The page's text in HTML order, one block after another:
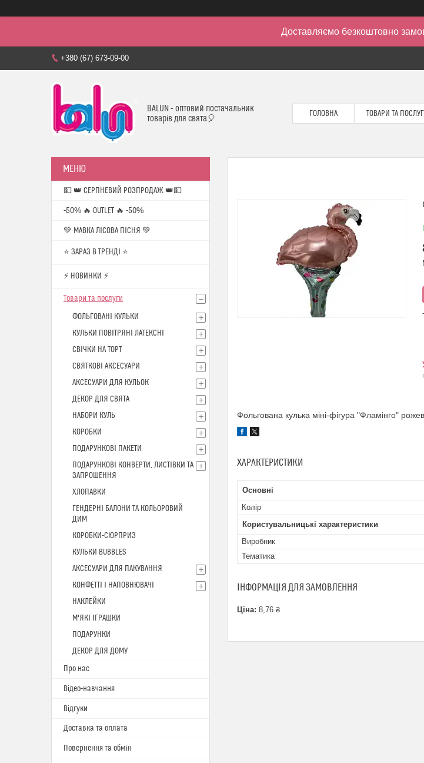
Доставляємо безкоштовно
+380 (67) 673-09-00
BALUN - оптовий постачальник
товарів для свята🎈
ГОЛОВНА ТОВАРИ ТА
Фольгована кулька міні-фігура "Фламінго"
ХАРАКТЕРИСТИКИ
Основні
Колір
Користувальницькі характеристики
Виробник
Тематика
ІНФОРМАЦІЯ ДЛЯ ЗАМОВЛЕННЯ
Ціна: 8,76 ₴
💵 👑 СЕРПНЕВИЙ РОЗПРОДАЖ 👑💵
-50% 🔥 OUTLET 🔥 -50%
💚 МАВКА ЛІСОВА ПІСНЯ 💚
⭐️ ЗАРАЗ В ТРЕНДІ ⭐️
⚡ НОВИНКИ ⚡
Товари та послуги
ФОЛЬГОВАНІ КУЛЬКИ
КУЛЬКИ ПОВІТРЯНІ ЛАТЕКСНІ
СВІЧКИ НА ТОРТ
СВЯТКОВІ АКСЕСУАРИ
АКСЕСУАРИ ДЛЯ КУЛЬОК
ДЕКОР ДЛЯ СВЯТА
НАБОРИ КУЛЬ
КОРОБКИ
ПОДАРУНКОВІ ПАКЕТИ
ПОДАРУНКОВІ КОНВЕРТИ, ЛИСТІВКИ ТА
ЗАПРОШЕННЯ
ХЛОПАВКИ
ГЕНДЕРНІ БАЛОНИ ТА КОЛЬОРОВИЙ
ДИМ
КОРОБКИ-СЮРПРИЗ
КУЛЬКИ BUBBLES
АКСЕСУАРИ ДЛЯ ПАКУВАННЯ
КОНФЕТТІ І НАПОВНЮВАЧІ
НАКЛЕЙКИ
М'ЯКІ ІГРАШКИ
ПОДАРУНКИ
ДЕКОР ДЛЯ ДОМУ
Про нас
Відео-навчання
Відгуки
Доставка та оплата
Повернення та обмін